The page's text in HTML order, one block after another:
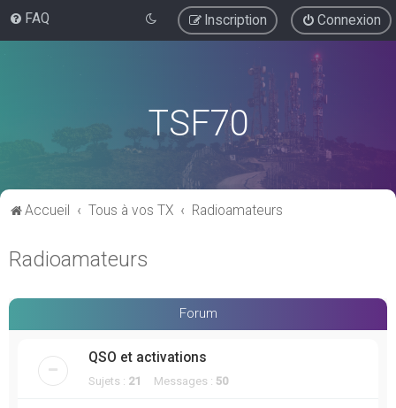
FAQ Connexion
Inscription
TSF70
Accueil Tous à vos TX Radioamateurs
Radioamateurs
Forum
QSO et activations
Sujets : 21 Messages : 50